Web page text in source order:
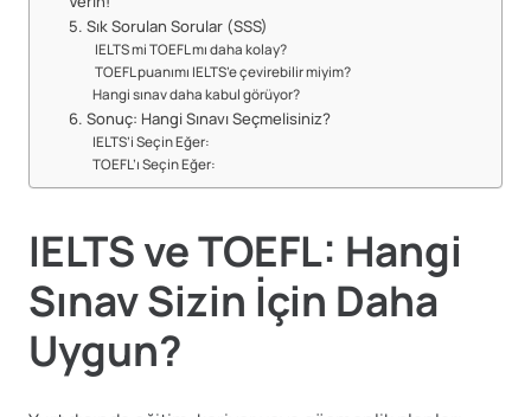
5. Sık Sorulan Sorular (SSS)
IELTS mi TOEFL mı daha kolay?
TOEFL puanımı IELTS’e çevirebilir miyim?
Hangi sınav daha kabul görüyor?
6. Sonuç: Hangi Sınavı Seçmelisiniz?
IELTS’i Seçin Eğer:
TOEFL’ı Seçin Eğer:
IELTS ve TOEFL: Hangi
Sınav Sizin İçin Daha
Uygun?